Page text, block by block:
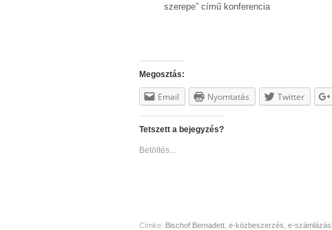
szerepe” című konferencia
Megosztás:
Email Nyomtatás Twitter
Tetszett a bejegyzés?
Betöltés...
Címke: Bischof Bernadett e-közbeszerzés e-számlázás